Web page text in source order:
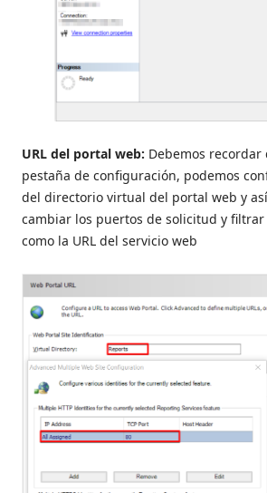
URL del portal web: Debemos recordar
pestaña de configuración, podemos
del directorio virtual del portal web y
cambiar los puertos de solicitud y
como la URL del servicio web